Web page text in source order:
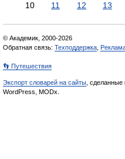
10
11 12 13
© Академик, 2000-2026
Обратная связь: Техподдержка
👣 Путешествия
Экспорт словарей на сайты , сделанные
WordPress, MODx.